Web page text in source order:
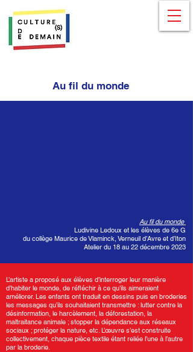
Au fil du monde
Au fil du monde
Ludivine Ledoux et les élèves de 6e G
du collège Maurice de Vlaminck, Verneuil d’Avre et d’Iton
Atelier du 18 au 22 décembre 2023
L’artiste a proposé aux élèves d’interroger leur manière
d’habiter le monde, de réﬂéchir à ce qu’ils aimeraient
améliorer. Les enfants ont traduit en dessins puis en broderies
les messages qu’ils souhaitaient transmettre : lutter contre la
désinformation, le harcèlement, la déforestation, la
maltraitance animale ; stopper la dépendance aux réseaux
sociaux ; protéger la nature, etc. L’œuvre s’est construite
collectivement, chaque pièce textile étant reliée l’une à l’autre
par la broderie.